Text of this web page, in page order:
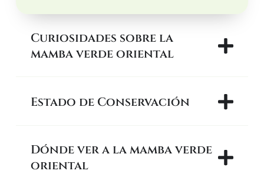
Curiosidades sobre la
mamba verde oriental
Estado de Conservación
Dónde ver a la mamba verde
oriental